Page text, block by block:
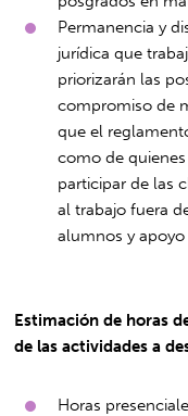
Permanencia y
jurídica que
priorizarán las
compromiso de
que el
como de
participar de las
al trabajo fuera
alumnos y apoyo
Estimación de horas
de las actividades a
Horas